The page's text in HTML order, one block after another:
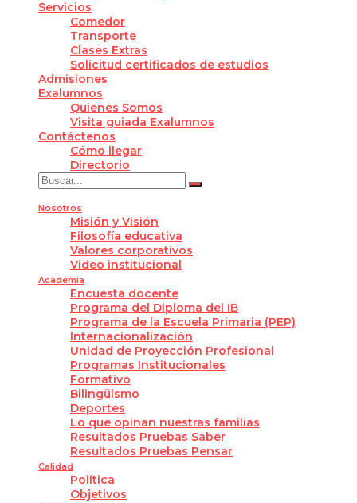
Servicios
Comedor
Transporte
Clases Extras
Solicitud certificados de estudios
Admisiones
Exalumnos
Quienes Somos
Visita guiada Exalumnos
Contáctenos
Cómo llegar
Directorio
Nosotros
Misión y Visión
Filosofía educativa
Valores corporativos
Video institucional
Academia
Encuesta docente
Programa del Diploma del IB
Programa de la Escuela Primaria (PEP)
Internacionalización
Unidad de Proyección Profesional
Programas Institucionales
Formativo
Bilingüismo
Deportes
Lo que opinan nuestras familias
Resultados Pruebas Saber
Resultados Pruebas Pensar
Calidad
Política
Objetivos